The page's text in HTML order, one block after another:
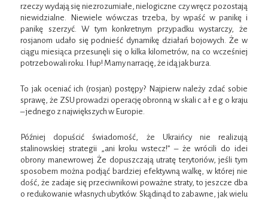
rzeczy wydają się niezrozumiałe, nielogiczne czy wręcz pozostają
niewidzialne. Niewiele wówczas trzeba, by wpaść w panikę i
panikę szerzyć. W tym konkretnym przypadku wystarczy, że
rosjanom udało się podnieść dynamikę działań bojowych. Że w
ciągu miesiąca przesunęli się o kilka kilometrów, na co wcześniej
potrzebowali roku. I łup! Mamy narrację, że idą jak burza.
To jak oceniać ich (rosjan) postępy? Najpierw należy zdać sobie
sprawę, że ZSU prowadzi operację obronną w skali c a ł e g o kraju
– jednego z największych w Europie.
Później dopuścić świadomość, że Ukraińcy nie realizują
stalinowskiej strategii „ani kroku wstecz!” – że wrócili do idei
obrony manewrowej. Że dopuszczają utratę terytoriów, jeśli tym
sposobem można podjąć bardziej efektywną walkę, w której nie
dość, że zadaje się przeciwnikowi poważne straty, to jeszcze dba
o redukowanie własnych ubytków. Skądinąd to zabawne, jak wielu